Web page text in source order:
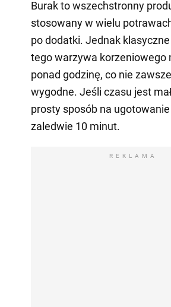
Burak to wszechstronny
stosowany w wielu
po dodatki. Jednak
tego warzywa korzeniowego
ponad godzinę, co nie
wygodne. Jeśli czasu jest
prosty sposób na
zaledwie 10 minut.
REKLAMA